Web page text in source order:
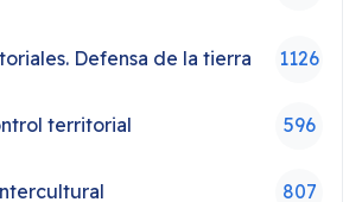
Defensa de la tierra 1126
territorial 596
807